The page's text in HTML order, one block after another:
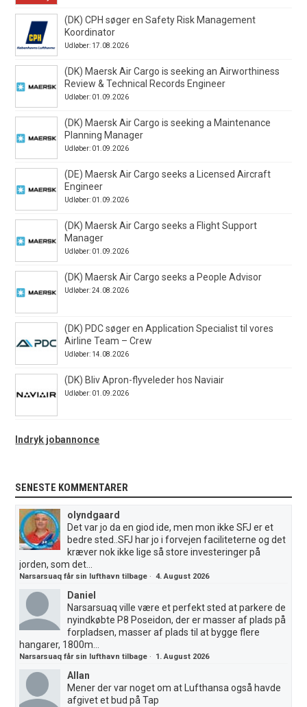
(DK) CPH søger en Safety Risk Management
Koordinator
Udløber: 17.08.2026
(DK) Maersk Air Cargo is seeking an Airworthiness
Review & Technical Records Engineer
Udløber: 01.09.2026
(DK) Maersk Air Cargo is seeking a Maintenance
Planning Manager
Udløber: 01.09.2026
(DE) Maersk Air Cargo seeks a Licensed Aircraft
Engineer
Udløber: 01.09.2026
(DK) Maersk Air Cargo seeks a Flight Support
Manager
Udløber: 01.09.2026
(DK) Maersk Air Cargo seeks a People Advisor
Udløber: 24.08.2026
(DK) PDC søger en Application Specialist til vores
Airline Team – Crew
Udløber: 14.08.2026
(DK) Bliv Apron-flyveleder hos Naviair
Udløber: 01.09.2026
Indryk jobannonce
SENESTE KOMMENTARER
olyndgaard
Det var jo da en giod ide, men mon ikke SFJ er et
bedre sted..SFJ har jo i forvejen faciliteterne og det
kræver nok ikke lige så store investeringer på
jorden, som det...
Narsarsuaq får sin lufthavn tilbage ·4. August 2026
Daniel
Narsarsuaq ville være et perfekt sted at parkere de
nyindkøbte P8 Poseidon, der er masser af plads på
forpladsen, masser af plads til at bygge flere
hangarer, 1800m...
Narsarsuaq får sin lufthavn tilbage · 1. August 2026
Allan
Mener der var noget om at Lufthansa også havde
afgivet et bud på Tap